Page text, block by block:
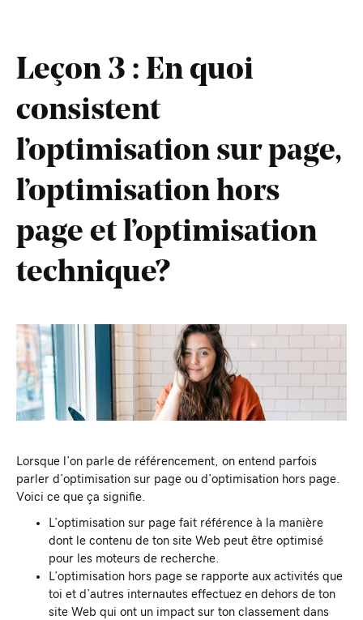
Leçon 3 : En quoi
consistent
l’optimisation sur page,
l’optimisation hors
page et l’optimisation
technique?
Lorsque l’on parle de référencement, on entend parfois
parler d’optimisation sur page ou d’optimisation hors page.
Voici ce que ça signifie.
L’optimisation sur page fait référence à la manière
dont le contenu de ton site Web peut être optimisé
pour les moteurs de recherche.
L’optimisation hors page se rapporte aux activités que
toi et d’autres internautes effectuez en dehors de ton
site Web qui ont un impact sur ton classement dans